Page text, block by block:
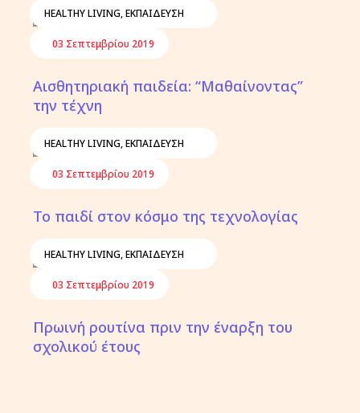
HEALTHY LIVING,ΕΚΠΑΊΔΕΥΣΗ
03 Σεπτεμβρίου 2019
Αισθητηριακή παιδεία: “Μαθαίνοντας”
την τέχνη
HEALTHY LIVING,ΕΚΠΑΊΔΕΥΣΗ
03 Σεπτεμβρίου 2019
Το παιδί στον κόσμο της τεχνολογίας
HEALTHY LIVING,ΕΚΠΑΊΔΕΥΣΗ
03 Σεπτεμβρίου 2019
Πρωινή ρουτίνα πριν την έναρξη του
σχολικού έτους